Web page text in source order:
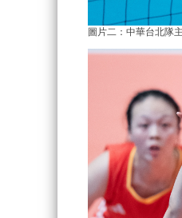
圖片二：中華台北隊